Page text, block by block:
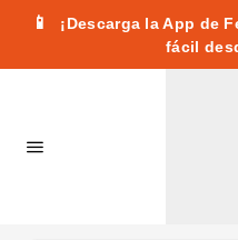
📱
¡Descarga la App de
fácil